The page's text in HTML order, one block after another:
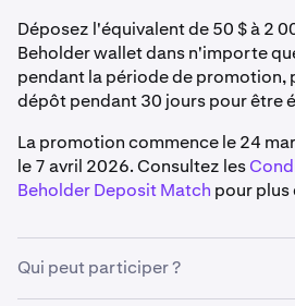
Déposez l'équivalent de 50 $ à 2
Beholder wallet dans n'importe
pendant la période de promotion,
dépôt pendant 30 jours pour être
La promotion commence le 24
le 7 avril 2026. Consultez les
Beholder Deposit Match pour
Qui peut participer ?